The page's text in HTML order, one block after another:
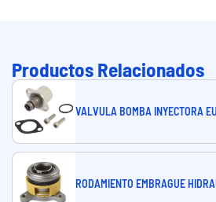
Productos Relacionados
VALVULA BOMBA INYECTORA
RODAMIENTO EMBRAGUE